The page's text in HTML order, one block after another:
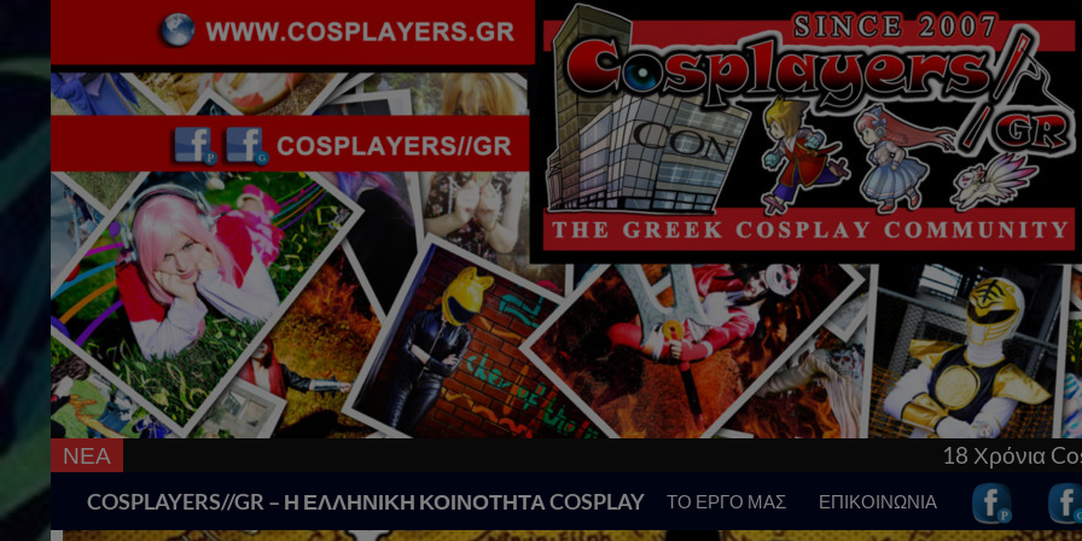
ΝΕΑ 18 Χρόνια Cosplay στην Ελλάδα! Γνώρισε
COSPLAYERS//GR – Η ΕΛΛΗΝΙΚΗ ΚΟΙΝΟΤΗΤΑ COSPLAY ΤΟ ΕΡΓΟ ΜΑΣ ΕΠΙΚΟΙΝΩΝΙΑ